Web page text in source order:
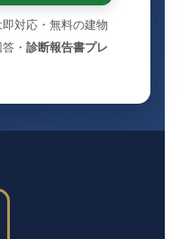
対応・無料の建物
・ 診断報告書プレ